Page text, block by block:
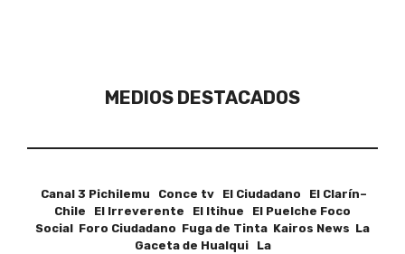
MEDIOS DESTACADOS
Canal 3 Pichilemu Conce tv El Ciudadano El Clarín–
Chile El Irreverente El Itihue El Puelche Foco
Social Foro Ciudadano Fuga de Tinta Kairos News La
Gaceta de Hualqui La